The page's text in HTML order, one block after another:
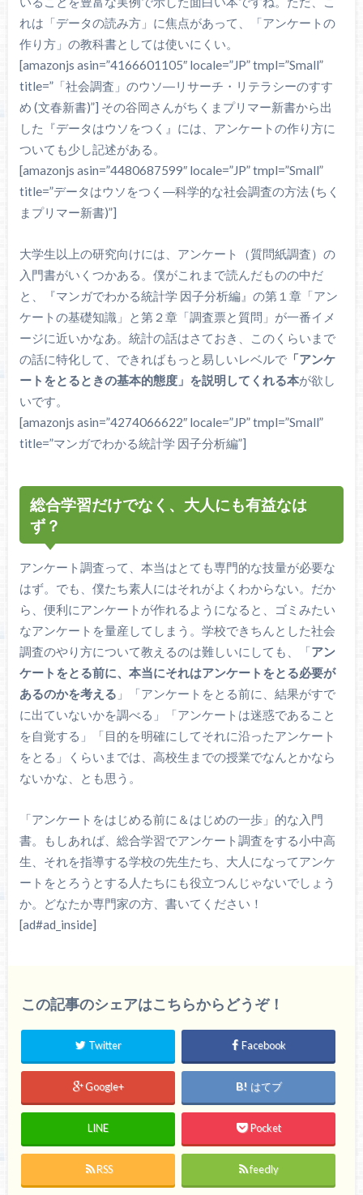
れは「データの読み方」に焦点があって、「アンケートの
作り方」の教科書としては使いにくい。
[amazonjs asin=”4166601105″ locale=”JP” tmpl=”Small”
title=”「社会調査」のウソ―リサーチ・リテラシーのすす
め (文春新書)”] その谷岡さんがちくまプリマー新書から出
した『データはウソをつく』には、アンケートの作り方に
ついても少し記述がある。
[amazonjs asin=”4480687599″ locale=”JP” tmpl=”Small”
title=”データはウソをつく―科学的な社会調査の方法 (ちく
まプリマー新書)”]
大学生以上の研究向けには、アンケート（質問紙調査）の
入門書がいくつかある。僕がこれまで読んだものの中だ
と、『マンガでわかる統計学 因子分析編』の第１章「アン
ケートの基礎知識」と第２章「調査票と質問」が一番イメ
ージに近いかなあ。統計の話はさておき、このくらいまで
の話に特化して、できればもっと易しいレベルで「アンケ
ートをとるときの基本的態度」を説明してくれる本が欲し
いです。
[amazonjs asin=”4274066622″ locale=”JP” tmpl=”Small”
title=”マンガでわかる統計学 因子分析編”]
総合学習だけでなく、大人にも有益なは
ず？
アンケート調査って、本当はとても専門的な技量が必要な
はず。でも、僕たち素人にはそれがよくわからない。だか
ら、便利にアンケートが作れるようになると、ゴミみたい
なアンケートを量産してしまう。学校できちんとした社会
調査のやり方について教えるのは難しいにしても、「アン
ケートをとる前に、本当にそれはアンケートをとる必要が
あるのかを考える 」「アンケートをとる前に、結果がすで
に出ていないかを調べる」「アンケートは迷惑であること
を自覚する」「目的を明確にしてそれに沿ったアンケート
をとる」くらいまでは、高校生までの授業でなんとかなら
ないかな、とも思う。
「アンケートをはじめる前に＆はじめの一歩」的な入門
書。もしあれば、総合学習でアンケート調査をする小中高
生、それを指導する学校の先生たち、大人になってアンケ
ートをとろうとする人たちにも役立つんじゃないでしょう
か。どなたか専門家の方、書いてください！
[ad#ad_inside]
この記事のシェアはこちらからどうぞ！
Twitter Facebook
Google+ はてブ
LINE Pocket
RSS feedly